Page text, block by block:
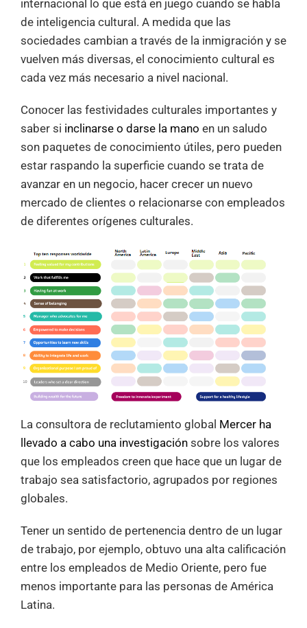
internacional lo que está en juego cuando se habla
de inteligencia cultural. A medida que las
sociedades cambian a través de la inmigración y se
vuelven más diversas, el conocimiento cultural es
cada vez más necesario a nivel nacional.
Conocer las festividades culturales importantes y
saber si inclinarse o darse la mano en un saludo
son paquetes de conocimiento útiles, pero pueden
estar raspando la superficie cuando se trata de
avanzar en un negocio, hacer crecer un nuevo
mercado de clientes o relacionarse con empleados
de diferentes orígenes culturales.
La consultora de reclutamiento global Mercer ha
llevado a cabo una investigación sobre los valores
que los empleados creen que hace que un lugar de
trabajo sea satisfactorio, agrupados por regiones
globales.
Tener un sentido de pertenencia dentro de un lugar
de trabajo, por ejemplo, obtuvo una alta calificación
entre los empleados de Medio Oriente, pero fue
menos importante para las personas de América
Latina.